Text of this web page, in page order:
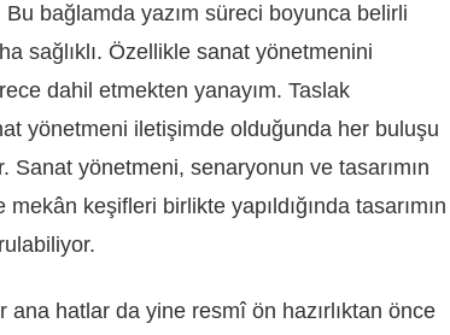
bağlamda yazım süreci boyunca belirli
sağlıklı. Özellikle sanat yönetmenini
dahil etmekten yanayım. Taslak
yönetmeni iletişimde olduğunda her buluşu
Sanat yönetmeni, senaryonun ve tasarımın
keşifleri birlikte yapıldığında tasarımın
ana hatlar da yine resmî ön hazırlıktan önce